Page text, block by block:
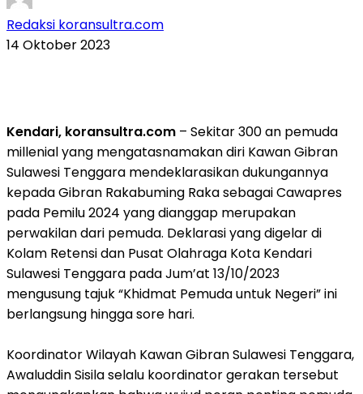
Redaksi koransultra.com
14 Oktober 2023
Kendari, koransultra.com – Sekitar 300 an pemuda
millenial yang mengatasnamakan diri Kawan Gibran
Sulawesi Tenggara mendeklarasikan dukungannya
kepada Gibran Rakabuming Raka sebagai Cawapres
pada Pemilu 2024 yang dianggap merupakan
perwakilan dari pemuda. Deklarasi yang digelar di
Kolam Retensi dan Pusat Olahraga Kota Kendari
Sulawesi Tenggara pada Jum’at 13/10/2023
mengusung tajuk “Khidmat Pemuda untuk Negeri” ini
berlangsung hingga sore hari.
Koordinator Wilayah Kawan Gibran Sulawesi Tenggara,
Awaluddin Sisila selalu koordinator gerakan tersebut